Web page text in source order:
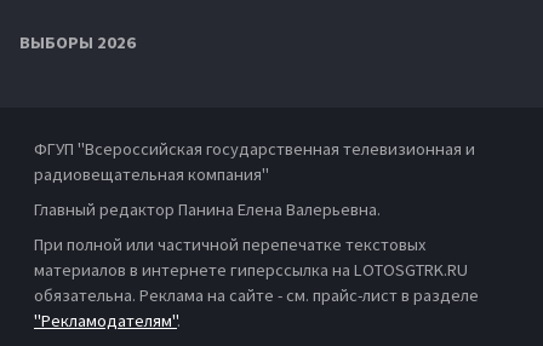
ВЫБОРЫ 2026
ФГУП "Всероссийская государственная телевизионная и
радиовещательная компания"
Главный редактор Панина Елена Валерьевна.
При полной или частичной перепечатке текстовых
материалов в интернете гиперссылка на LOTOSGTRK.RU
обязательна. Реклама на сайте - см. прайс-лист в разделе
"Рекламодателям".